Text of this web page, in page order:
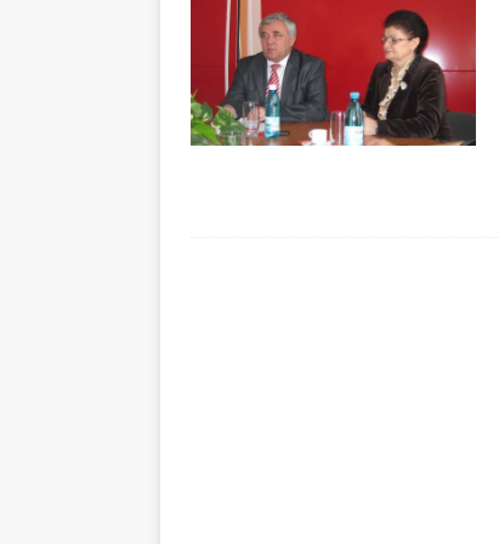
[ 5 august 2026 ]